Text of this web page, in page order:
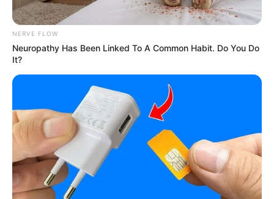
10 Desain Kanopi Tempat
Tidur, Serasa Beristirahat di
Kamar Raja
Tampil Lebih Modern, 7 Potret
Hasil Renovasi Rumah Berusia
90 Tahun
NERVE FLOW
Neuropathy Has Been Linked To A Common Habit. Do You Do
It?